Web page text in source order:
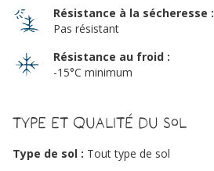
Résistance à la sécheresse :
Pas résistant
Résistance au froid :
-15°C minimum
Type et qualité du sol
Type de sol : Tout type de sol